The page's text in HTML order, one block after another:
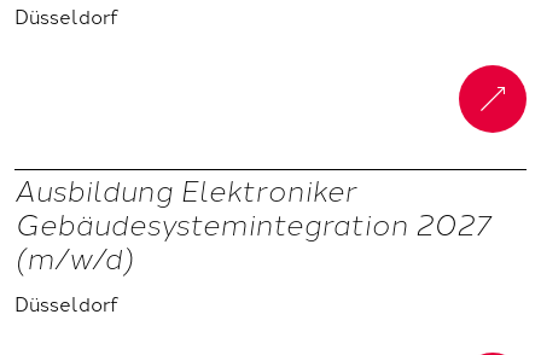
Düsseldorf
Ausbildung Elektroniker
Gebäudesystemintegration 2027
(m/w/d)
Düsseldorf